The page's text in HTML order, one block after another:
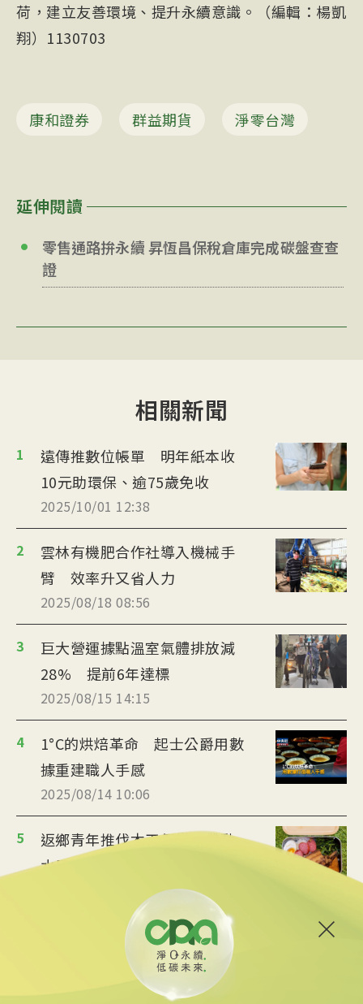
荷，建立友善環境、提升永續意識。（編輯：楊凱
翔）1130703
康和證券 群益期貨 淨零台灣
延伸閱讀
零售通路拚永續 昇恆昌保稅倉庫完成碳盤查查
證
相關新聞
1
遠傳推數位帳單 明年紙本收
10元助環保、逾75歲免收
2025/10/01 12:38
2
雲林有機肥合作社導入機械手
臂 效率升又省人力
2025/08/18 08:56
3
巨大營運據點溫室氣體排放減
28% 提前6年達標
2025/08/15 14:15
4
1°C的烘焙革命 起士公爵用數
據重建職人手感
2025/08/14 10:06
5
返鄉青年推伐木工便當 帶動
水里觀光與減碳經濟
台中智慧停車無紙化9/8上線
2025/08/11 18:54